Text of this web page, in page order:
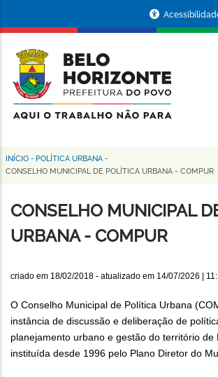
conteúdo
principal
da
Prefeitura
de
Horizonte
Trilha
navegação
INÍCIO - POLÍTICA URBANA -
CONSELHO MUNICIPAL DE POLÍTICA URBANA - COMPUR
CONSELHO MUNICIPAL
URBANA - COMPUR
criado em 18/02/2018 - atualizado em 14/07/2026 |
O Conselho Municipal de Política Urbana
instância de discussão e deliberação de
planejamento urbano e gestão do território de
instituída desde 1996 pelo Plano Diretor do